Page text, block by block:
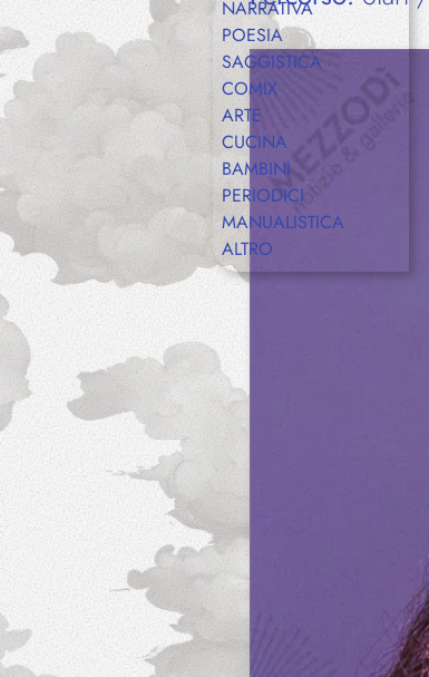
NARRATIVA
POESIA
SAGGISTICA
COMIX
ARTE
CUCINA
BAMBINI
PERIODICI
MANUALISTICA
ALTRO